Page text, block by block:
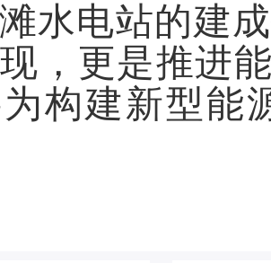
水电站的建
，更是推进
构建新型能